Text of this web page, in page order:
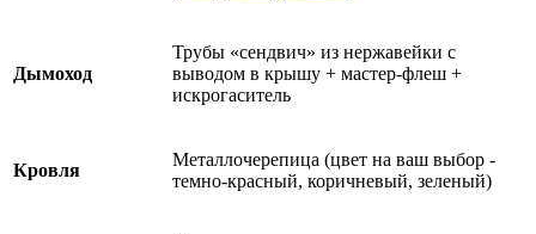
Дымоход
Трубы «сендвич» из нержавейки с
выводом в крышу + мастер-флеш +
искрогаситель
Кровля
Металлочерепица (цвет на ваш выбор -
темно-красный, коричневый, зеленый)